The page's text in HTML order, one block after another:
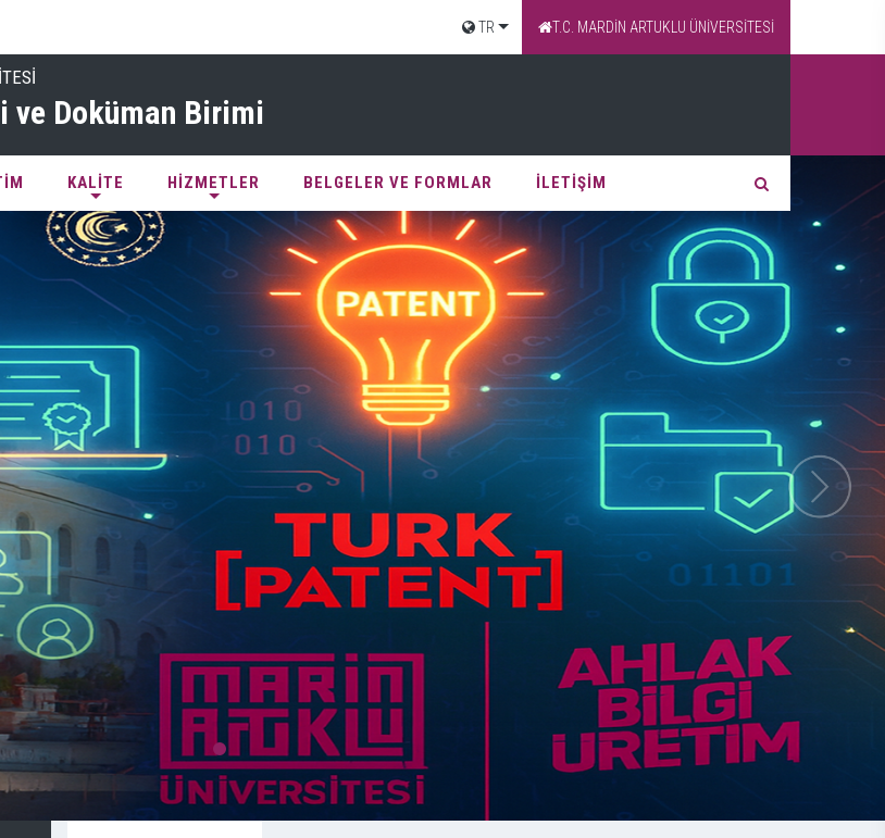
TR T.C. MARDİN ARTUKLU ÜNİVERSİTESİ
ve Doküman Birimi
KALİTE HİZMETLER BELGELER VE FORMLAR İLETİŞİM